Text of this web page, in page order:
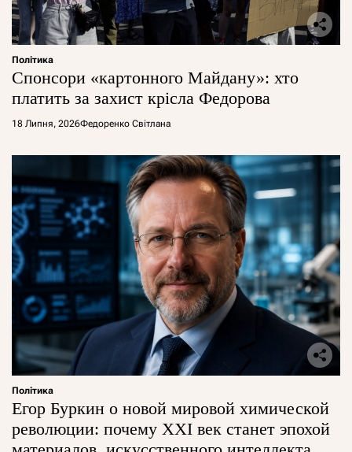
Політика
Спонсори «картонного Майдану»: хто
платить за захист крісла Федорова
18 Липня, 2026Федоренко Світлана
Політика
Егор Буркин о новой мировой химической
революции: почему XXI век станет эпохой